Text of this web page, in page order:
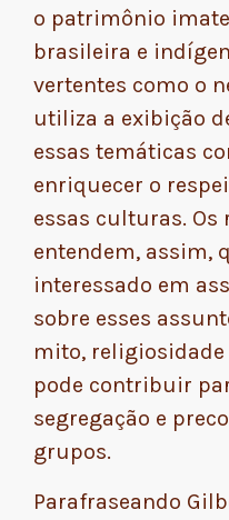
o patrimônio
brasileira e
vertentes como o
utiliza a exibição
essas temáticas
enriquecer o
essas culturas. Os
entendem, assim,
interessado em
sobre esses
mito,
pode contribuir
segregação e
grupos.
Parafraseando